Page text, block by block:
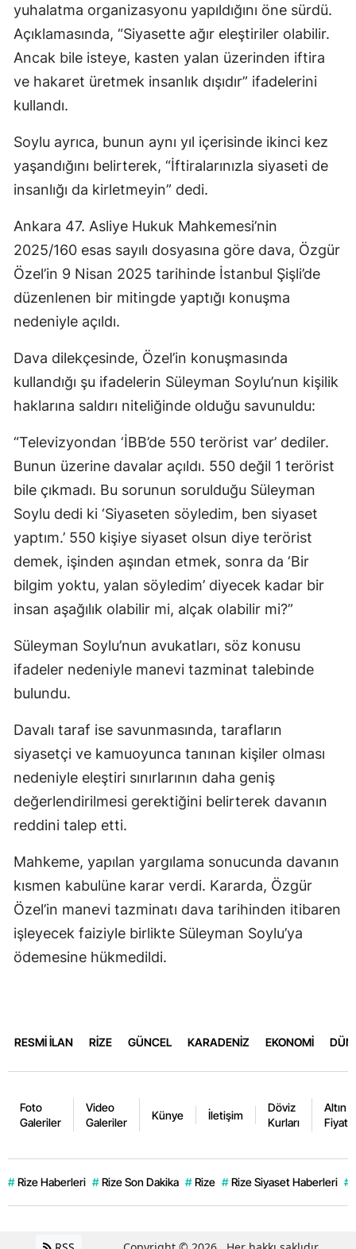
yuhalatma organizasyonu yapıldığını öne sürdü.
Açıklamasında, “Siyasette ağır eleştiriler olabilir.
Ancak bile isteye, kasten yalan üzerinden iftira
ve hakaret üretmek insanlık dışıdır” ifadelerini
kullandı.
Soylu ayrıca, bunun aynı yıl içerisinde ikinci kez
yaşandığını belirterek, “İftiralarınızla siyaseti de
insanlığı da kirletmeyin” dedi.
Ankara 47. Asliye Hukuk Mahkemesi’nin
2025/160 esas sayılı dosyasına göre dava, Özgür
Özel’in 9 Nisan 2025 tarihinde İstanbul Şişli’de
düzenlenen bir mitingde yaptığı konuşma
nedeniyle açıldı.
Dava dilekçesinde, Özel’in konuşmasında
kullandığı şu ifadelerin Süleyman Soylu’nun kişilik
haklarına saldırı niteliğinde olduğu savunuldu:
“Televizyondan ‘İBB’de 550 terörist var’ dediler.
Bunun üzerine davalar açıldı. 550 değil 1 terörist
bile çıkmadı. Bu sorunun sorulduğu Süleyman
Soylu dedi ki ‘Siyaseten söyledim, ben siyaset
yaptım.’ 550 kişiye siyaset olsun diye terörist
demek, işinden aşından etmek, sonra da ‘Bir
bilgim yoktu, yalan söyledim’ diyecek kadar bir
insan aşağılık olabilir mi, alçak olabilir mi?”
Süleyman Soylu’nun avukatları, söz konusu
ifadeler nedeniyle manevi tazminat talebinde
bulundu.
Davalı taraf ise savunmasında, tarafların
siyasetçi ve kamuoyunca tanınan kişiler olması
nedeniyle eleştiri sınırlarının daha geniş
değerlendirilmesi gerektiğini belirterek davanın
reddini talep etti.
Mahkeme, yapılan yargılama sonucunda davanın
kısmen kabulüne karar verdi. Kararda, Özgür
Özel’in manevi tazminatı dava tarihinden itibaren
işleyecek faiziyle birlikte Süleyman Soylu’ya
ödemesine hükmedildi.
RESMİ İLAN RİZE GÜNCEL KARADENİZ EKONOMİ
Foto
Galeriler
Video
Galeriler
Künye İletişim
Döviz
Kurları
Altın
# Rize Haberleri # Rize Son Dakika # Rize # Rize Siyaset Haberleri #